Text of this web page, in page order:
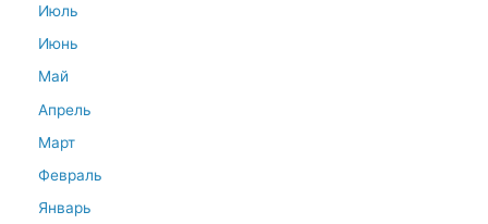
Июль
Июнь
Май
Апрель
Март
Февраль
Январь